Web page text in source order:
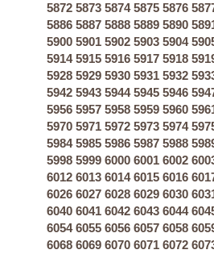
5872 5873 5874 5875 5876
5886 5887 5888 5889 5890
5900 5901 5902 5903 5904
5914 5915 5916 5917 5918
5928 5929 5930 5931 5932
5942 5943 5944 5945 5946
5956 5957 5958 5959 5960
5970 5971 5972 5973 5974
5984 5985 5986 5987 5988
5998 5999 6000 6001 6002
6012 6013 6014 6015 6016
6026 6027 6028 6029 6030
6040 6041 6042 6043 6044
6054 6055 6056 6057 6058
6068 6069 6070 6071 6072